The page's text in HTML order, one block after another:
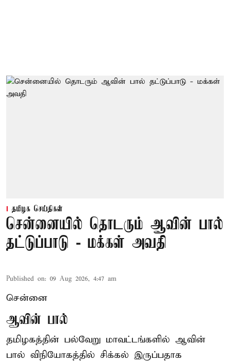
தமிழக செய்திகள்
சென்னையில் தொடரும் ஆவின் பால்
தட்டுப்பாடு - மக்கள் அவதி
Published on: 09 Aug 2026, 4:47 am
சென்னை
ஆவின் பால்
தமிழகத்தின் பல்வேறு மாவட்டங்களில் ஆவின்
பால் விநியோகத்தில் சிக்கல் இருப்பதாக